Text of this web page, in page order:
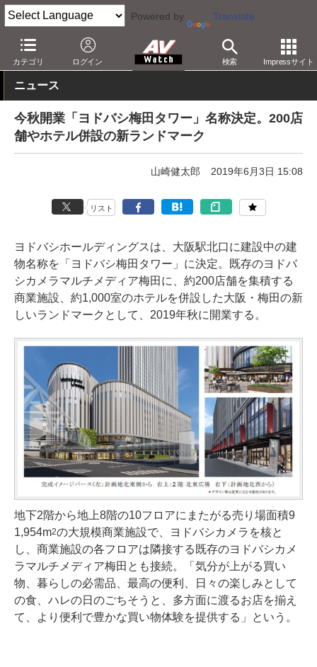
Powered by Translate
カテゴリ ログイン 検索 Impressサイト
AV Watch 動向 ショップ
ニュース
今秋開業「ヨドバシ梅田タワー」名称決定。200店
舗やホテル併設の新ランドマーク
山崎健太郎 2019年6月3日 15:08
リスト
ヨドバシホールディングスは、大阪駅北口に建設中の建
物名称を「ヨドバシ梅田タワー」に決定。既存のヨドバ
シカメラマルチメディア梅田に、約200店舗を集積する
商業施設、約1,000室のホテルを併設した大阪・梅田の新
しいランドマークとして、2019年秋に開業する。
地下2階から地上8階の10フロアにまたがる売り場面積9
1,954m2の大規模商業施設で、ヨドバシカメラを核と
し、商業施設の各フロアは隣接する既存のヨドバシカメ
ラマルチメディア梅田とも接続。「気分が上がる買い
物、暮らしの必需品、最高の便利、日々の楽しみとして
の食、ハレの日のごちそうと、多方面に渡るお店を揃え
て、より便利で豊かな買い物体験を提供する」という。